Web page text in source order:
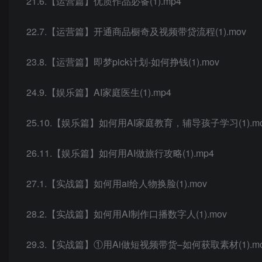
22.7.【运营篇】开通商品橱奇及视频带贷流程(1).mov
23.8.【运营篇】即梦pick计划-如何挣钱(1).mov
24.9.【娱乐篇】AI家庭医生(1).mp4
25.10.【娱乐篇】如何用AI家庭教育，辅导孩子学习
26.11.【娱乐篇】如何用AI做旅行攻略(1).mp4
27.1.【实战篇】如何用ai给人物换脸(1).mov
28.2.【实战篇】如何用AI制作口播数字人(1).mov
29.3.【实战篇】①用Ai做短视频带货–如何获取素材